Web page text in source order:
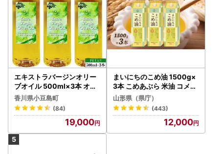
エキストラバージンオリー
ブオイル 500ml×3本 オリ
ーブオイル 食用油
香川県小豆島町
(84)
19,000
まいにちのこめ油 1500g×
3本 こめあぶら 米油 コメ油
揚げ物 炒め物 サラダ 山形
県 食用油 食用オイル 調理
油 油 食品 山形県 F2Y-173
山形県（県庁）
(443)
12,000